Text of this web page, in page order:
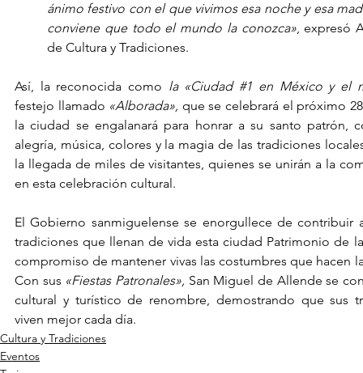
ánimo festivo con el que vivimos esa noche y esa
conviene que todo el mundo la conozca», expresó
de Cultura y Tradiciones.
Así, la reconocida como la «Ciudad #1 en México y el
festejo llamado «Alborada», que se celebrará el próximo
la ciudad se engalanará para honrar a su santo patrón,
alegría, música, colores y la magia de las tradiciones
la llegada de miles de visitantes, quienes se unirán a la
en esta celebración cultural.
El Gobierno sanmiguelense se enorgullece de contribuir
tradiciones que llenan de vida esta ciudad Patrimonio de
compromiso de mantener vivas las costumbres que hacen
Con sus «Fiestas Patronales», San Miguel de Allende se
cultural y turístico de renombre, demostrando que sus
viven mejor cada día.
Cultura y Tradiciones
Eventos